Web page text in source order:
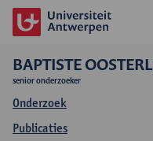
BAPTISTE
senior onderzoeker
Onderzoek
Publicaties